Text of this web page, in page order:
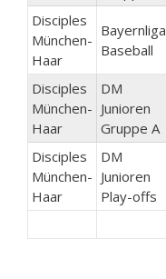
Disciples
München-
Haar
Bayernliga
Baseball
Disciples
München-
Haar
DM
Junioren
Gruppe A
Disciples
München-
Haar
DM
Junioren
Play-offs